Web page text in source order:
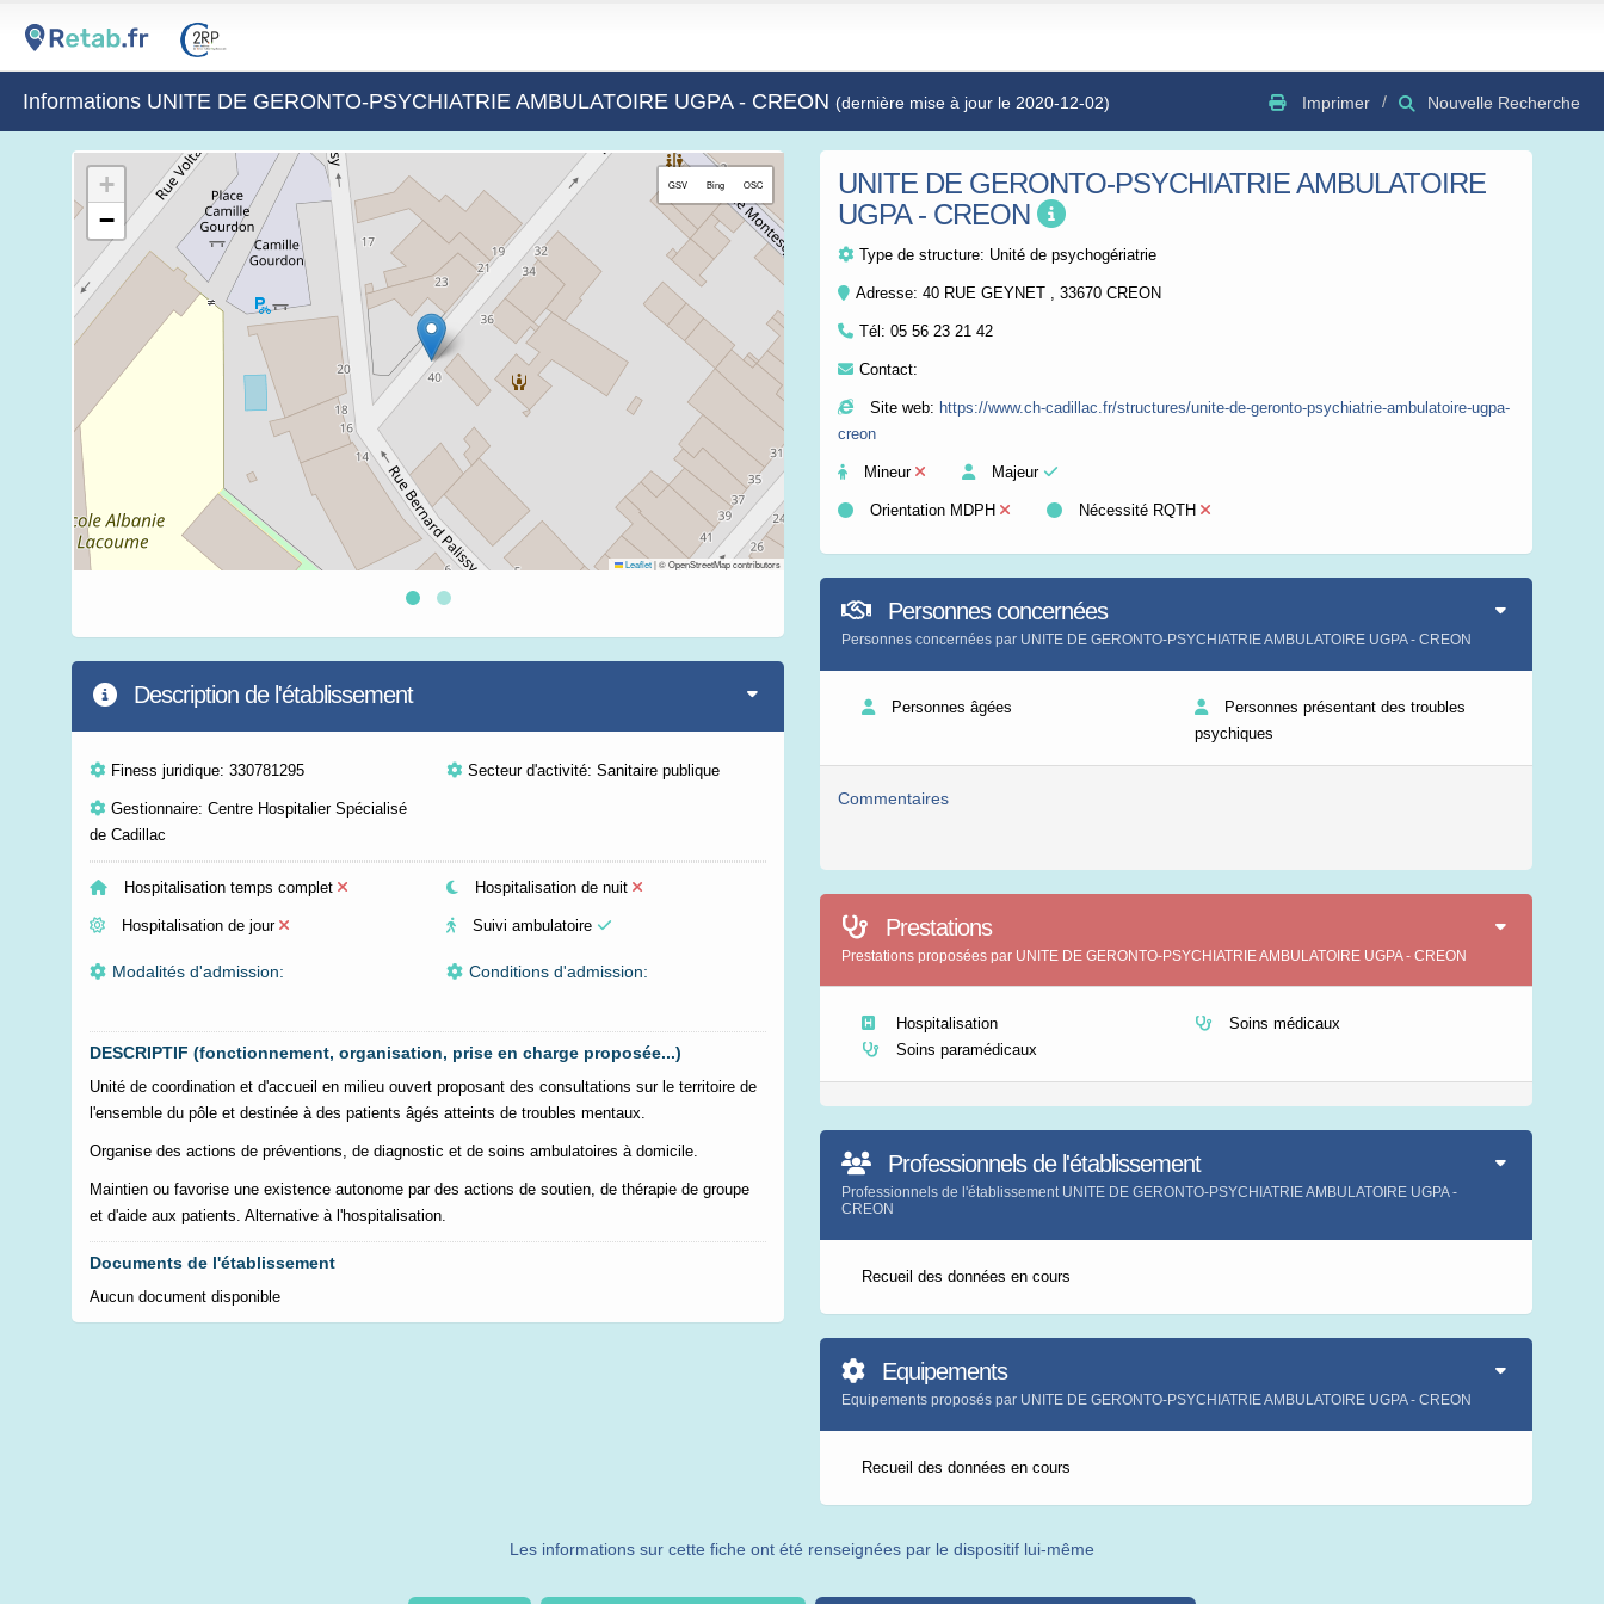
Informations UNITE DE GERONTO-PSYCHIATRIE AMBULATOIRE UGPA - CREON (dernière mise à jour le 2020-12-02) Imprimer Nouvelle Recherche
+
−
GSV Bing OSC
Leaflet|© OpenStreetMap contributors
GSV Bing OSC
Description de l'établissement
Finess juridique: 330781295 Secteur d'activité: Sanitaire publique
Gestionnaire: Centre Hospitalier Spécialisé
de Cadillac
Hospitalisation temps complet
Hospitalisation de jour
Hospitalisation de nuit
Suivi ambulatoire
Modalités d'admission: Conditions d'admission:
DESCRIPTIF (fonctionnement, organisation, prise en charge proposée...)
Unité de coordination et d'accueil en milieu ouvert proposant des consultations sur le territoire de
l'ensemble du pôle et destinée à des patients âgés atteints de troubles mentaux.
Organise des actions de préventions, de diagnostic et de soins ambulatoires à domicile.
Maintien ou favorise une existence autonome par des actions de soutien, de thérapie de groupe
et d'aide aux patients. Alternative à l'hospitalisation.
Documents de l'établissement
Aucun document disponible
UNITE DE GERONTO-PSYCHIATRIE AMBULATOIRE
UGPA - CREON
Type de structure: Unité de psychogériatrie
Adresse: 40 RUE GEYNET , 33670 CREON
Tél: 05 56 23 21 42
Contact:
Site web: https://www.ch-cadillac.fr/structures/unite-de-geronto-psychiatrie-ambulatoire-ugpa-
creon
Mineur Majeur
Orientation MDPH Nécessité RQTH
Personnes concernées
Personnes concernées par UNITE DE GERONTO-PSYCHIATRIE AMBULATOIRE UGPA - CREON
Personnes âgées
Personnes présentant des troubles
psychiques
Commentaires
Prestations
Prestations proposées par UNITE DE GERONTO-PSYCHIATRIE AMBULATOIRE UGPA - CREON
Hospitalisation
Soins médicaux
Soins paramédicaux
Professionnels de l'établissement
Professionnels de l'établissement UNITE DE GERONTO-PSYCHIATRIE AMBULATOIRE UGPA -
CREON
Recueil des données en cours
Equipements
Equipements proposés par UNITE DE GERONTO-PSYCHIATRIE AMBULATOIRE UGPA - CREON
Recueil des données en cours
Les informations sur cette fiche ont été renseignées par le dispositif lui-même